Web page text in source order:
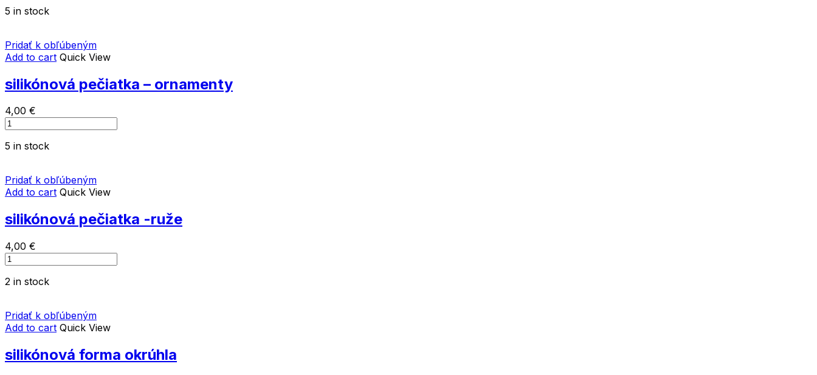
5 in stock
Pridať k obľúbeným
Add to cart Quick View
silikónová pečiatka – ornamenty
4,00 €
silikónová
-
5 in stock
Pridať k obľúbeným
Add to cart Quick View
silikónová pečiatka -ruže
4,00 €
silikónová
-
2 in stock
Pridať k obľúbeným
Add to cart Quick View
silikónová forma okrúhla